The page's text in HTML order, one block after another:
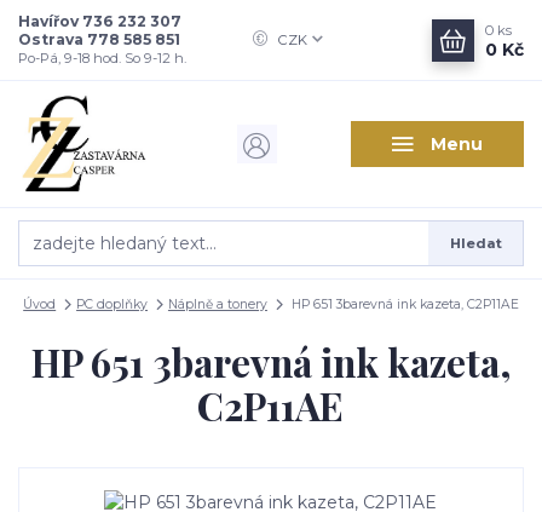
Menu
CZK
Hledat
Havířov 736 232 307
Ostrava 778 585 851
Po-Pá, 9-18 hod. So 9-12 h.
0 ks
0 Kč
Úvod PC doplňky Náplně a tonery HP 651 3barevná ink kazeta, C2P11AE
HP 651 3barevná ink kazeta,
C2P11AE